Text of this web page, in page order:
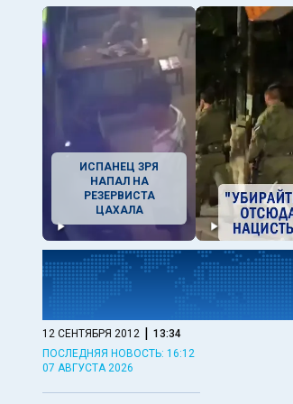
ИСПАНЕЦ ЗРЯ
НАПАЛ НА
РЕЗЕРВИСТА
ЦАХАЛА
12 СЕНТЯБРЯ 2012 | 13:34
ПОСЛЕДНЯЯ НОВОСТЬ: 16:12
07 АВГУСТА 2026